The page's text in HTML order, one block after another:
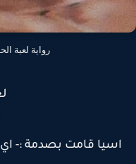
رواية لعبة
اسيا قامت بصدمة :- اي